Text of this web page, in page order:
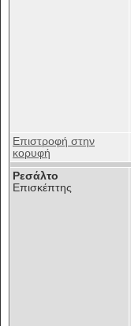
Επιστροφή στην
κορυφή
Ρεσάλτο
Επισκέπτης